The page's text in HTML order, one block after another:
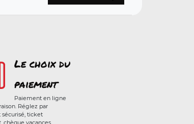
Le choix du
paiement
Paiement en ligne
Réglez par
ticket
chèque vacances,